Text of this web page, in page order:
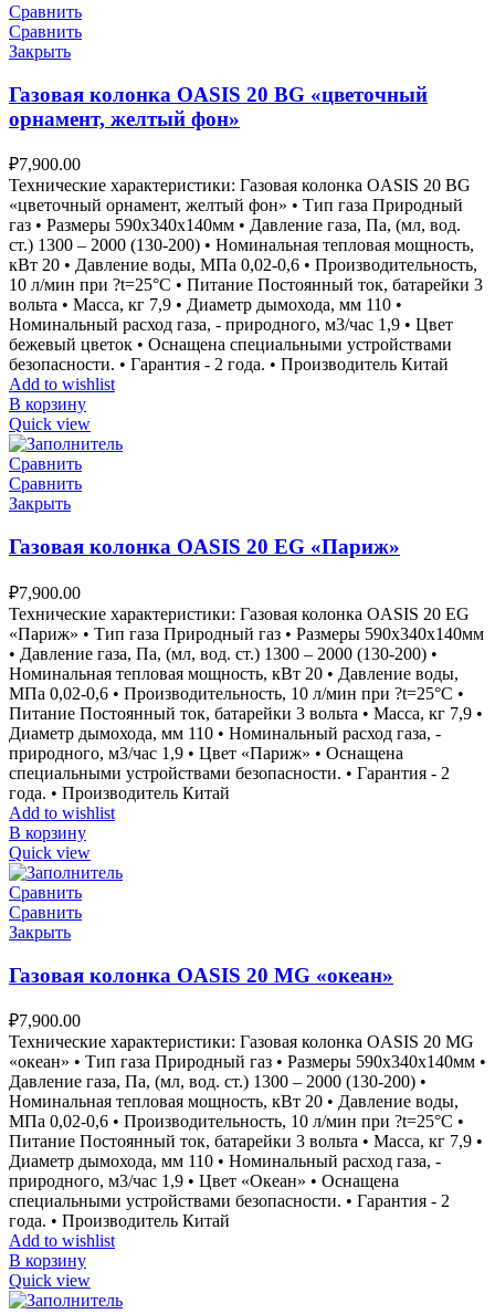
Сравнить
Сравнить
Закрыть
Газовая колонка OASIS 20 BG «цветочный
орнамент, желтый фон»
₽7,900.00
Технические характеристики: Газовая колонка OASIS 20 BG
«цветочный орнамент, желтый фон» • Тип газа Природный
газ • Размеры 590х340х140мм • Давление газа, Па, (мл, вод.
ст.) 1300 – 2000 (130-200) • Номинальная тепловая мощность,
кВт 20 • Давление воды, МПа 0,02-0,6 • Производительность,
10 л/мин при ?t=25°С • Питание Постоянный ток, батарейки 3
вольта • Масса, кг 7,9 • Диаметр дымохода, мм 110 •
Номинальный расход газа, - природного, м3/час 1,9 • Цвет
бежевый цветок • Оснащена специальными устройствами
безопасности. • Гарантия - 2 года. • Производитель Китай
Add to wishlist
В корзину
Quick view
Сравнить
Сравнить
Закрыть
Газовая колонка OASIS 20 EG «Париж»
₽7,900.00
Технические характеристики: Газовая колонка OASIS 20 EG
«Париж» • Тип газа Природный газ • Размеры 590х340х140мм
• Давление газа, Па, (мл, вод. ст.) 1300 – 2000 (130-200) •
Номинальная тепловая мощность, кВт 20 • Давление воды,
МПа 0,02-0,6 • Производительность, 10 л/мин при ?t=25°С •
Питание Постоянный ток, батарейки 3 вольта • Масса, кг 7,9 •
Диаметр дымохода, мм 110 • Номинальный расход газа, -
природного, м3/час 1,9 • Цвет «Париж» • Оснащена
специальными устройствами безопасности. • Гарантия - 2
года. • Производитель Китай
Add to wishlist
В корзину
Quick view
Сравнить
Сравнить
Закрыть
Газовая колонка OASIS 20 MG «океан»
₽7,900.00
Технические характеристики: Газовая колонка OASIS 20 MG
«океан» • Тип газа Природный газ • Размеры 590х340х140мм •
Давление газа, Па, (мл, вод. ст.) 1300 – 2000 (130-200) •
Номинальная тепловая мощность, кВт 20 • Давление воды,
МПа 0,02-0,6 • Производительность, 10 л/мин при ?t=25°С •
Питание Постоянный ток, батарейки 3 вольта • Масса, кг 7,9 •
Диаметр дымохода, мм 110 • Номинальный расход газа, -
природного, м3/час 1,9 • Цвет «Океан» • Оснащена
специальными устройствами безопасности. • Гарантия - 2
года. • Производитель Китай
Add to wishlist
В корзину
Quick view